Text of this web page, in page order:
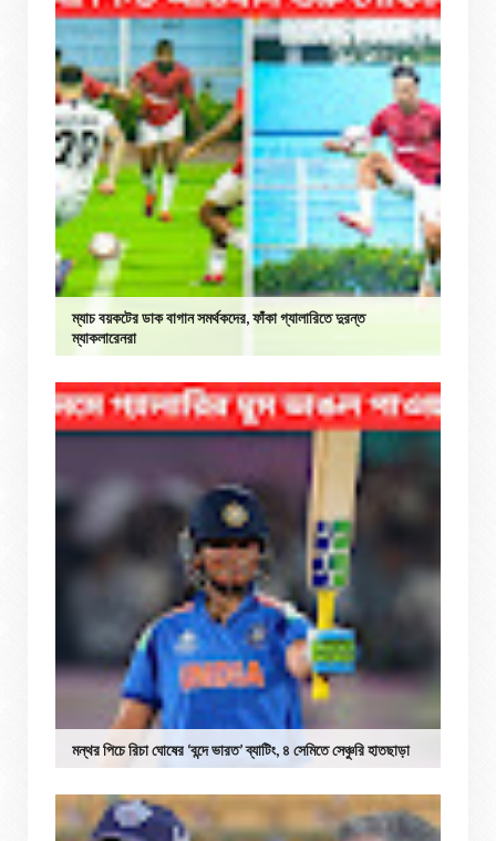
ম্যাচ বয়কটের ডাক বাগান সমর্থকদের, ফাঁকা গ্যালারিতে দুরন্ত
ম্যাকলারেনরা
মন্থর পিচে রিচা ঘোষের ‘বন্দে ভারত’ ব্যাটিং, ৪ সেমিতে সেঞ্চুরি হাতছাড়া